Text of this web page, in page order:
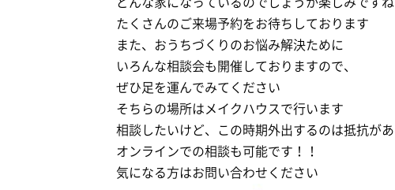
たくさんのご来場予約をお待ちしております
また、おうちづくりのお悩み解決ために
いろんな相談会も開催しておりますので、
ぜひ足を運んでみてください
そちらの場所はメイクハウスで行います
相談したいけど、この時期外出するのは抵抗が
オンラインでの相談も可能です！！
気になる方はお問い合わせください